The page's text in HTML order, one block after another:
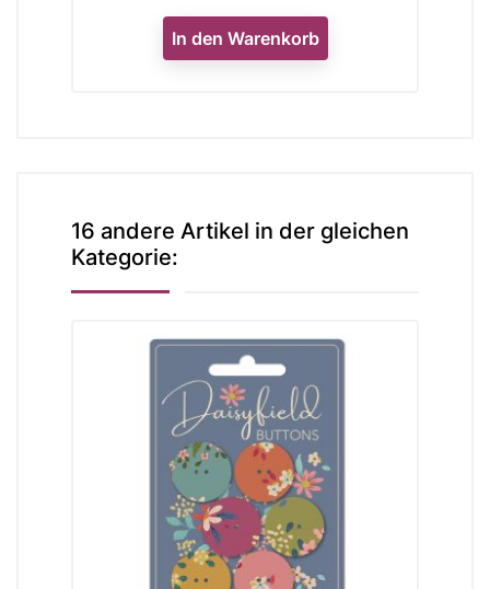
In den Warenkorb
16 andere Artikel in der gleichen
Kategorie: